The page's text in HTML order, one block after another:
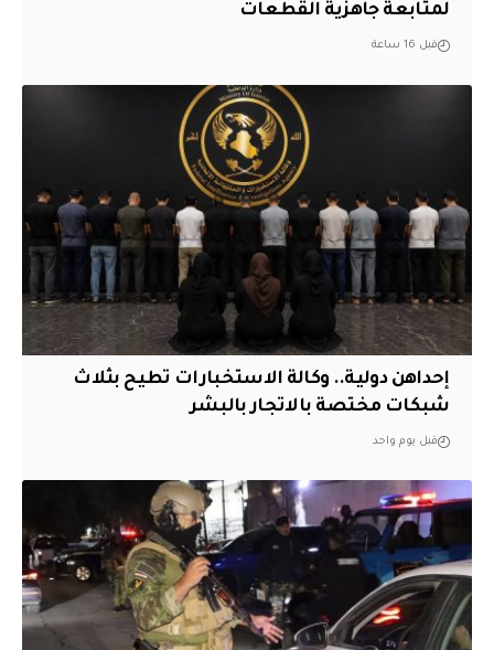
لمتابعة جاهزية القطعات
قبل 16 ساعة
إحداهن دولية.. وكالة الاستخبارات تطيح بثلاث
شبكات مختصة بالاتجار بالبشر
قبل يوم واحد